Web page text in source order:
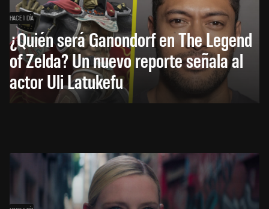
HACE 1 DÍA
¿Quién será Ganondorf en The Legend
of Zelda? Un nuevo reporte señala al
actor Uli Latukefu